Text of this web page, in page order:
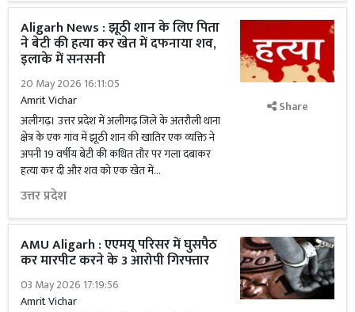
Aligarh News : झूठी शान के लिए पिता
ने बेटी की हत्या कर खेत में दफनाया शव,
इलाके में सनसनी
20 May 2026 16:11:05
Amrit Vichar
अलीगढ़। उत्तर प्रदेश में अलीगढ़ जिले के अतरौली थाना
क्षेत्र के एक गांव में झूठी शान की खातिर एक व्यक्ति ने
अपनी 19 वर्षीय बेटी की कथित तौर पर गला दबाकर
हत्या कर दी और शव को एक खेत में...
उत्तर प्रदेश
Share
AMU Aligarh : एएमयू परिसर में घुसपैठ
कर मारपीट करने के 3 आरोपी गिरफ्तार
03 May 2026 17:19:56
Amrit Vichar